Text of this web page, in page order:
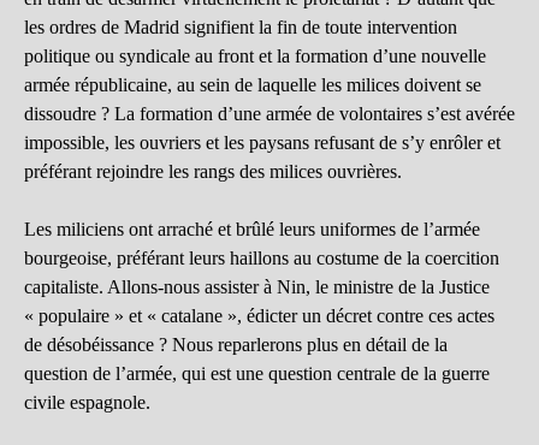
les ordres de Madrid signifient la fin de toute intervention
politique ou syndicale au front et la formation d’une nouvelle
armée républicaine, au sein de laquelle les milices doivent se
dissoudre ? La formation d’une armée de volontaires s’est avérée
impossible, les ouvriers et les paysans refusant de s’y enrôler et
préférant rejoindre les rangs des milices ouvrières.
Les miliciens ont arraché et brûlé leurs uniformes de l’armée
bourgeoise, préférant leurs haillons au costume de la coercition
capitaliste. Allons-nous assister à Nin, le ministre de la Justice
« populaire » et « catalane », édicter un décret contre ces actes
de désobéissance ? Nous reparlerons plus en détail de la
question de l’armée, qui est une question centrale de la guerre
civile espagnole.